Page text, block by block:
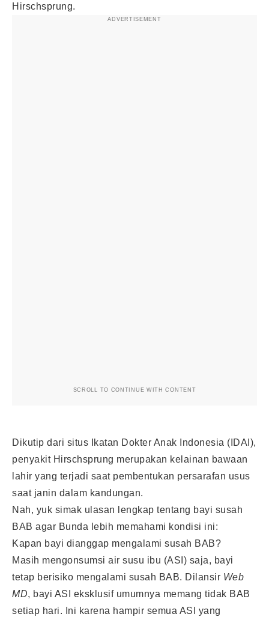
Hirschsprung.
ADVERTISEMENT
SCROLL TO CONTINUE WITH CONTENT
Dikutip dari situs Ikatan Dokter Anak Indonesia (IDAI),
penyakit Hirschsprung merupakan kelainan bawaan
lahir yang terjadi saat pembentukan persarafan usus
saat janin dalam kandungan.
Nah, yuk simak ulasan lengkap tentang bayi susah
BAB agar Bunda lebih memahami kondisi ini:
Kapan bayi dianggap mengalami susah BAB?
Masih mengonsumsi air susu ibu (ASI) saja, bayi
tetap berisiko mengalami susah BAB. Dilansir Web
MD, bayi ASI eksklusif umumnya memang tidak BAB
setiap hari. Ini karena hampir semua ASI yang